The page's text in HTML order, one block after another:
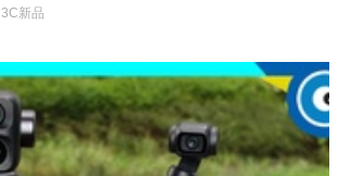
家曝山寨機無法復刻兩大關鍵
3C新品